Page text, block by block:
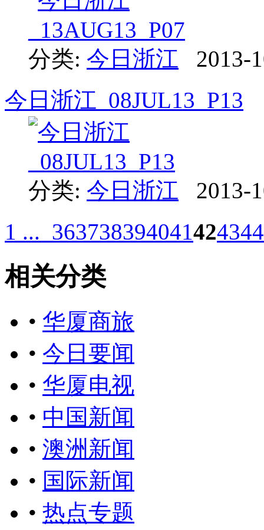
分类: 今日浙江
2013-
今日浙江_08JUL13_P13
分类: 今日浙江
2013-
1 ... 363738394041424344
相关分类
• 华厦商旅
• 今日要闻
• 华厦电视
• 中国新闻
• 澳洲新闻
• 国际新闻
• 热点专题